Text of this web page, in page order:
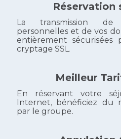
Réservation
La transmission de
personnelles et de vos
entièrement sécurisées
cryptage SSL.
Meilleur
En réservant votre
Internet, bénéficiez du
par le groupe.